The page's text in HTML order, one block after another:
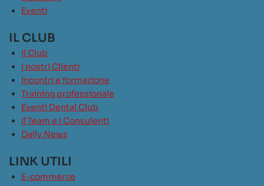
Eventi
IL CLUB
Il Club
I nostri Clienti
Incontri e formazione
Training professionale
Eventi Dental Club
Il Team e i Consulenti
Daily News
LINK UTILI
E-commerce